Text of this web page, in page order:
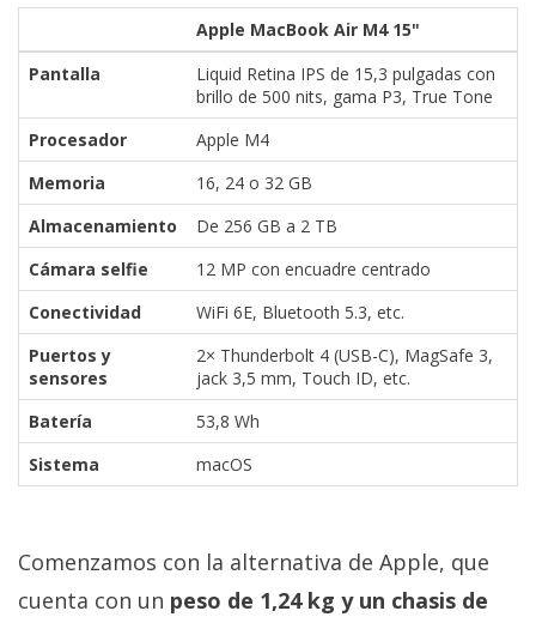
Apple MacBook Air M4 15"
Pantalla
Liquid Retina IPS de 15,3 pulgadas con
brillo de 500 nits, gama P3, True Tone
Procesador
Apple M4
Memoria
16, 24 o 32 GB
Almacenamiento
De 256 GB a 2 TB
Cámara selfie
12 MP con encuadre centrado
Conectividad
WiFi 6E, Bluetooth 5.3, etc.
Puertos y
sensores
2× Thunderbolt 4 (USB-C), MagSafe 3,
jack 3,5 mm, Touch ID, etc.
Batería
53,8 Wh
Sistema
macOS
Comenzamos con la alternativa de Apple, que
cuenta con un peso de 1,24 kg y un chasis de